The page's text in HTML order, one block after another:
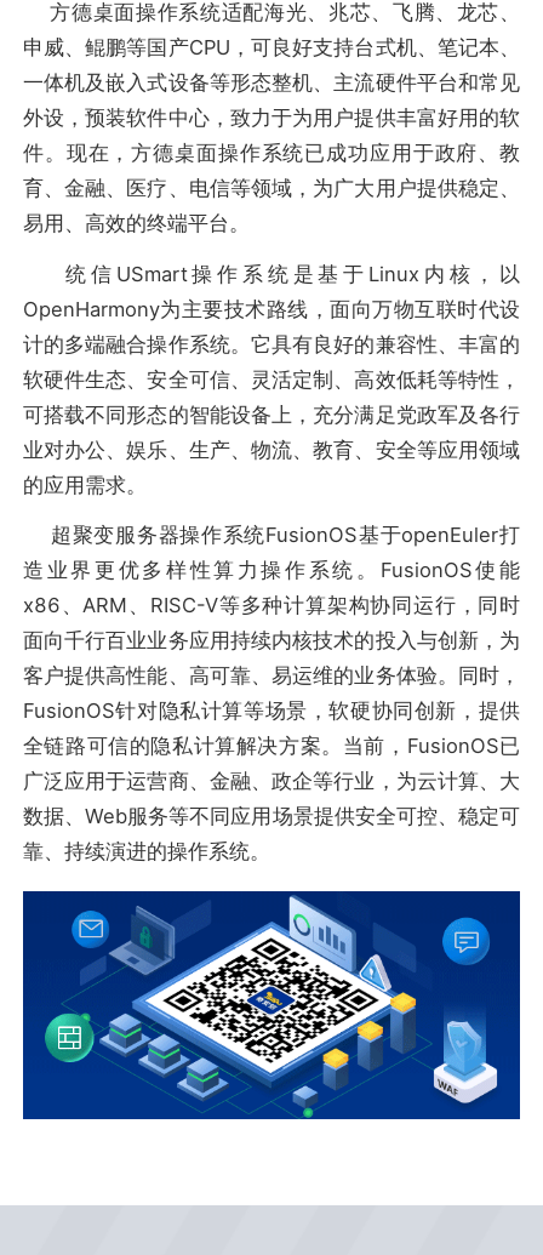
方德桌面操作系统适配海光、兆芯、飞腾、龙芯、
申威、鲲鹏等国产CPU，可良好支持台式机、笔记本、
一体机及嵌入式设备等形态整机、主流硬件平台和常见
外设，预装软件中心，致力于为用户提供丰富好用的软
件。现在，方德桌面操作系统已成功应用于政府、教
育、金融、医疗、电信等领域，为广大用户提供稳定、
易用、高效的终端平台。
统信USmart操作系统是基于Linux内核，以
OpenHarmony为主要技术路线，面向万物互联时代设
计的多端融合操作系统。它具有良好的兼容性、丰富的
软硬件生态、安全可信、灵活定制、高效低耗等特性，
可搭载不同形态的智能设备上，充分满足党政军及各行
业对办公、娱乐、生产、物流、教育、安全等应用领域
的应用需求。
超聚变服务器操作系统FusionOS基于openEuler打
造业界更优多样性算力操作系统。FusionOS使能
x86、ARM、RISC-V等多种计算架构协同运行，同时
面向千行百业业务应用持续内核技术的投入与创新，为
客户提供高性能、高可靠、易运维的业务体验。同时，
FusionOS针对隐私计算等场景，软硬协同创新，提供
全链路可信的隐私计算解决方案。当前，FusionOS已
广泛应用于运营商、金融、政企等行业，为云计算、大
数据、Web服务等不同应用场景提供安全可控、稳定可
靠、持续演进的操作系统。